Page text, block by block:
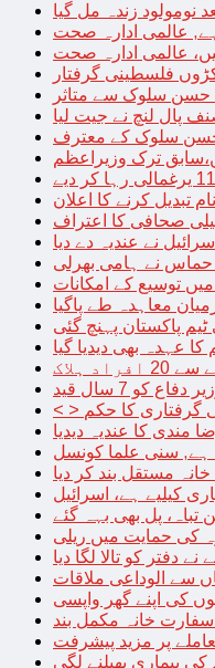
عالمی ادارہ صحت
عالمی ادارہ صحت
فلسطینی گرفتار
حسن سلوک سے متاثر
حسن سلوک کے معترف
ترک وزیراعظم
تبدیل کرنے کا اعلان
صحافی کا اعتراف
نے عندیہ دے دیا
حماس نے ہامی بھرلی
توسیع کے امکانات
معاہدہ طے پاگیا
پاکستان پہنچ گئی
عہدہ بھی دیدیا گیا
ہلاک
کو 7 سال قید
گرفتاری کا حکم
مندی کا عندیہ دیدیا
ہے, سنی علما کونسل
مستقل بند کر دیا
کیلیے ہے، اسرائیل
کی حمایت میں ریلی
دفتر کو تالا لگا دیا
سے الوداعی ملاقات
سفارت خانہ مکمل بند
پر مزید پیشرفت